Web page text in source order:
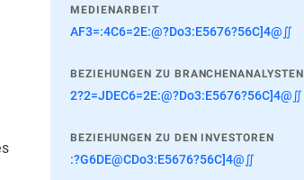
MEDIENARBEIT
AF3=:4C6=2E:@?Do3:E5676?56C]4@∬
BEZIEHUNGEN ZU BRANCHENANALYSTEN
2?2=JDEC6=2E:@?Do3:E5676?56C]4@∬
BEZIEHUNGEN ZU DEN INVESTOREN
:?G6DE@CDo3:E5676?56C]4@∬